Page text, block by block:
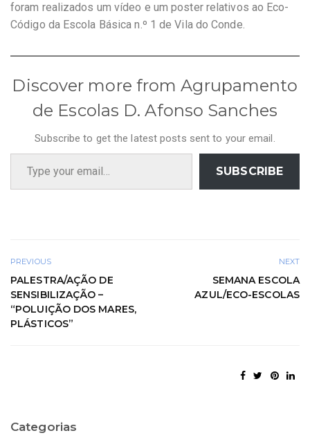
foram realizados um vídeo e um poster relativos ao Eco-
Código da Escola Básica n.º 1 de Vila do Conde.
Discover more from Agrupamento
de Escolas D. Afonso Sanches
Subscribe to get the latest posts sent to your email.
Type your email…
SUBSCRIBE
PREVIOUS
PALESTRA/AÇÃO DE
SENSIBILIZAÇÃO –
“POLUIÇÃO DOS MARES,
PLÁSTICOS”
NEXT
SEMANA ESCOLA
AZUL/ECO-ESCOLAS
Categorias